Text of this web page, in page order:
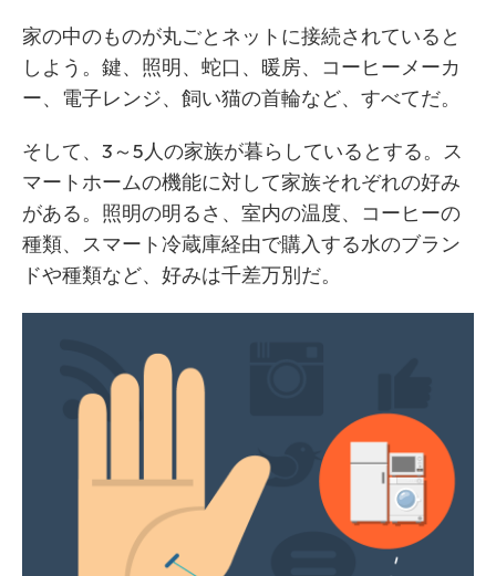
家の中のものが丸ごとネットに接続されていると
しよう。鍵、照明、蛇口、暖房、コーヒーメーカ
ー、電子レンジ、飼い猫の首輪など、すべてだ。
そして、3～5人の家族が暮らしているとする。ス
マートホームの機能に対して家族それぞれの好み
がある。照明の明るさ、室内の温度、コーヒーの
種類、スマート冷蔵庫経由で購入する水のブラン
ドや種類など、好みは千差万別だ。